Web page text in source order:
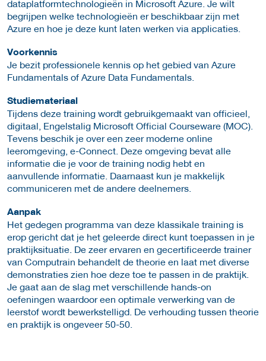
dataplatformtechnologieën in Microsoft Azure. Je wilt
begrijpen welke technologieën er beschikbaar zijn met
Azure en hoe je deze kunt laten werken via applicaties.
Voorkennis
Je bezit professionele kennis op het gebied van Azure
Fundamentals of Azure Data Fundamentals.
Studiemateriaal
Tijdens deze training wordt gebruikgemaakt van officieel,
digitaal, Engelstalig Microsoft Official Courseware (MOC).
Tevens beschik je over een zeer moderne online
leeromgeving, e-Connect. Deze omgeving bevat alle
informatie die je voor de training nodig hebt en
aanvullende informatie. Daarnaast kun je makkelijk
communiceren met de andere deelnemers.
Aanpak
Het gedegen programma van deze klassikale training is
erop gericht dat je het geleerde direct kunt toepassen in je
praktijksituatie. De zeer ervaren en gecertificeerde trainer
van Computrain behandelt de theorie en laat met diverse
demonstraties zien hoe deze toe te passen in de praktijk.
Je gaat aan de slag met verschillende hands-on
oefeningen waardoor een optimale verwerking van de
leerstof wordt bewerkstelligd. De verhouding tussen theorie
en praktijk is ongeveer 50-50.